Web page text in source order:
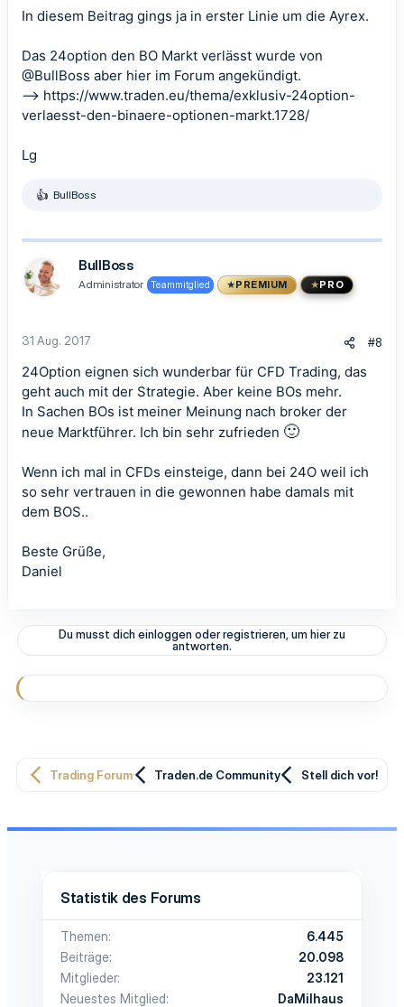
In diesem Beitrag gings ja in erster Linie um die Ayrex.
Das 24option den BO Markt verlässt wurde von
@BullBoss aber hier im Forum angekündigt.
--> https://www.traden.eu/thema/exklusiv-24option-
verlaesst-den-binaere-optionen-markt.1728/
Lg
R
k
o
BullBoss
BullBoss
Administrator Teammitglied PREMIUM PRO
31 Aug. 2017 #8
24Option eignen sich wunderbar für CFD Trading, das
geht auch mit der Strategie. Aber keine BOs mehr.
In Sachen BOs ist meiner Meinung nach broker der
neue Marktführer. Ich bin sehr zufrieden 🙂
Wenn ich mal in CFDs einsteige, dann bei 24O weil ich
so sehr vertrauen in die gewonnen habe damals mit
dem BOS..
Beste Grüße,
Daniel
Du musst dich einloggen oder registrieren, um hier zu
antworten.
Trading Forum Traden.de Community Stell dich vor!
Statistik des Forums
Themen
6.445
Beiträge
20.098
Mitglieder
23.121
Neuestes Mitglied
DaMilhaus